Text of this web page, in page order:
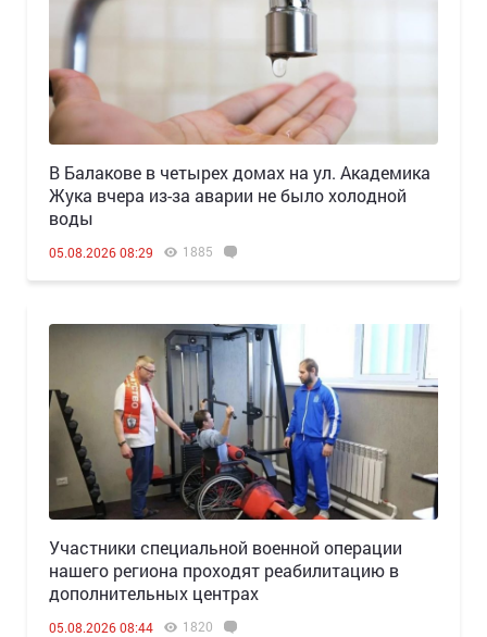
В Балакове в четырех домах на ул. Академика
Жука вчера из-за аварии не было холодной
воды
05.08.2026 08:29 1885
Участники специальной военной операции
нашего региона проходят реабилитацию в
дополнительных центрах
05.08.2026 08:44 1820